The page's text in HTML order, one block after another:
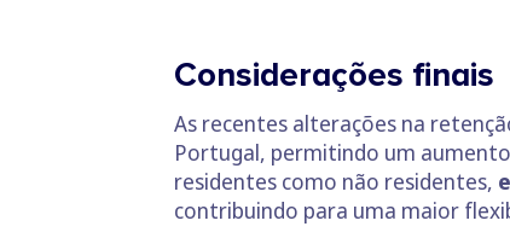
Considerações finais
As recentes alterações na
Portugal, permitindo um
residentes como não residentes,
contribuindo para uma maior